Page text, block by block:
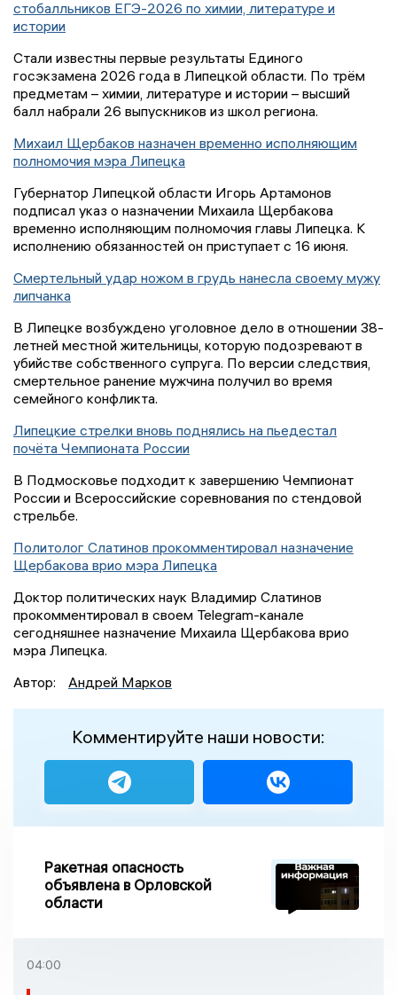
стобалльников ЕГЭ-2026 по химии, литературе и
истории
Стали известны первые результаты Единого
госэкзамена 2026 года в Липецкой области. По трём
предметам – химии, литературе и истории – высший
балл набрали 26 выпускников из школ региона.
Михаил Щербаков назначен временно исполняющим
полномочия мэра Липецка
Губернатор Липецкой области Игорь Артамонов
подписал указ о назначении Михаила Щербакова
временно исполняющим полномочия главы Липецка. К
исполнению обязанностей он приступает с 16 июня.
Смертельный удар ножом в грудь нанесла своему мужу
липчанка
В Липецке возбуждено уголовное дело в отношении 38-
летней местной жительницы, которую подозревают в
убийстве собственного супруга. По версии следствия,
смертельное ранение мужчина получил во время
семейного конфликта.
Липецкие стрелки вновь поднялись на пьедестал
почёта Чемпионата России
В Подмосковье подходит к завершению Чемпионат
России и Всероссийские соревнования по стендовой
стрельбе.
Политолог Слатинов прокомментировал назначение
Щербакова врио мэра Липецка
Доктор политических наук Владимир Слатинов
прокомментировал в своем Telegram-канале
сегодняшнее назначение Михаила Щербакова врио
мэра Липецка.
Автор:
Андрей Марков
Комментируйте наши новости:
Ракетная опасность
объявлена в Орловской
области
04:00